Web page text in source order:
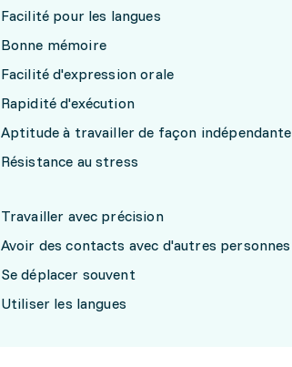
Facilité pour les langues
Bonne mémoire
Facilité d'expression orale
Rapidité d'exécution
Aptitude à travailler de façon indépendante
Résistance au stress
Travailler avec précision
Avoir des contacts avec d'autres personnes
Se déplacer souvent
Utiliser les langues